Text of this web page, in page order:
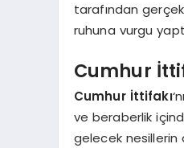
tarafından
ruhuna vurgu
Cumhur
Cumhur İttifakı
ve beraberlik
gelecek nesillerin